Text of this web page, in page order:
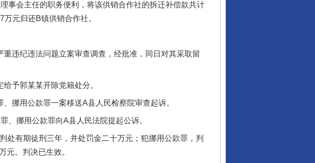
会主任的职务便利，将该供销合作社的拆迁补偿款共计
元归还B镇供销合作社。
纪违法问题立案审查调查，经批准，同日对其采取留
予郭某某开除党籍处分。
用公款罪一案移送A县人民检察院审查起诉。
挪用公款罪向A县人民法院提起公诉。
有期徒刑三年，并处罚金二十万元；犯挪用公款罪，判
元。判决已生效。